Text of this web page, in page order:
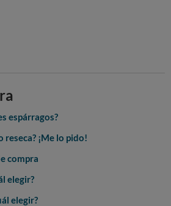
espárragos?
reseca? ¡Me lo pido!
compra
elegir?
elegir?